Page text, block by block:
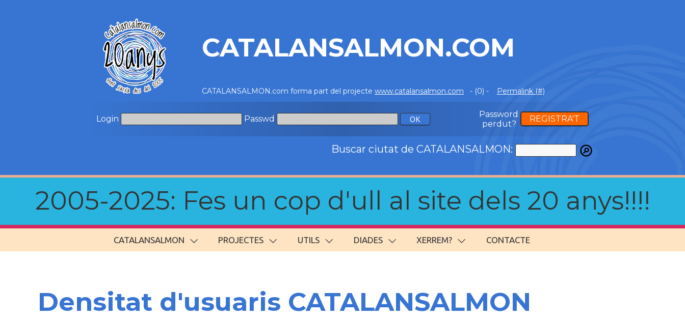
CATALANSALMON.COM
CATALANSALMON.com forma part del projecte www.catalansalmon.com - (0) - Permalink (#)
Login Passwd
Password
perdut?
REGISTRA'T
Buscar ciutat de CATALANSALMON:
2005-2025: Fes un cop d'ull al site dels 20 anys!!!!
CATALANSALMON PROJECTES UTILS DIADES XERREM? CONTACTE
Densitat d'usuaris CATALANSALMON